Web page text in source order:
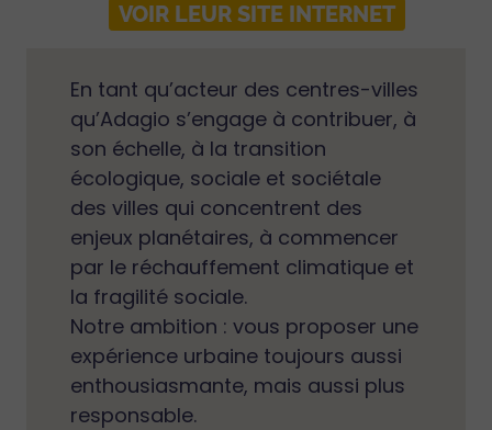
VOIR LEUR SITE INTERNET
En tant qu’acteur des centres-villes
qu’Adagio s’engage à contribuer, à
son échelle, à la transition
écologique, sociale et sociétale
des villes qui concentrent des
enjeux planétaires, à commencer
par le réchauffement climatique et
la fragilité sociale.
Notre ambition : vous proposer une
expérience urbaine toujours aussi
enthousiasmante, mais aussi plus
responsable.